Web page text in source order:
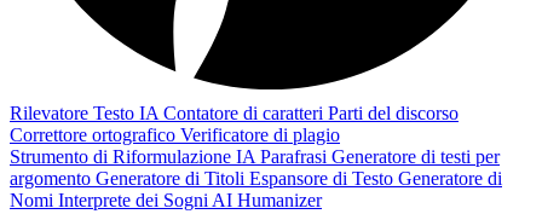
Rilevatore Testo IA Contatore di caratteri Parti del discorso
Correttore ortografico Verificatore di plagio
Strumento di Riformulazione IA Parafrasi Generatore di testi per
argomento Generatore di Titoli Espansore di Testo Generatore di
Nomi Interprete dei Sogni AI Humanizer